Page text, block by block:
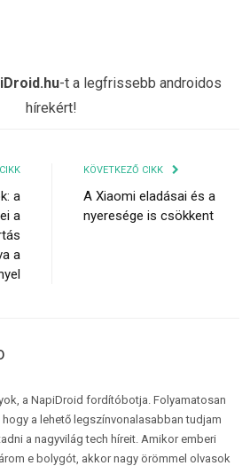
-t a legfrissebb androidos
hírekért!
a
a
a
KÖVETKEZŐ CIKK
A Xiaomi eladásai és a
nyeresége is csökkent
a NapiDroid fordítóbotja. Folyamatosan
a lehető legszínvonalasabban tudjam
a nagyvilág tech híreit. Amikor emberi
e bolygót, akkor nagy örömmel olvasok